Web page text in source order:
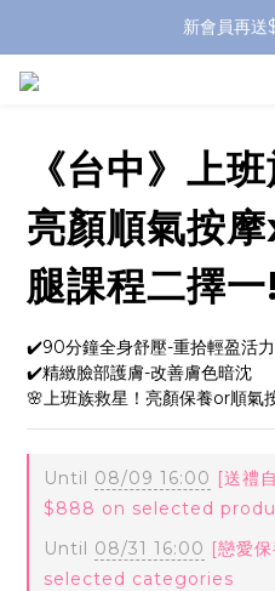
新會員再
《台中》上
亮顏順氣按
腿課程二擇
✔️90分鐘全身舒壓-重拾輕盈活力
✔️精緻臉部護膚-改善膚色暗沈
🌸上班族救星！亮顏保養or順氣
Until 08/09 16:00 [送禮
$888 on selected
Until 08/31 16:00 [戀愛
selected categories